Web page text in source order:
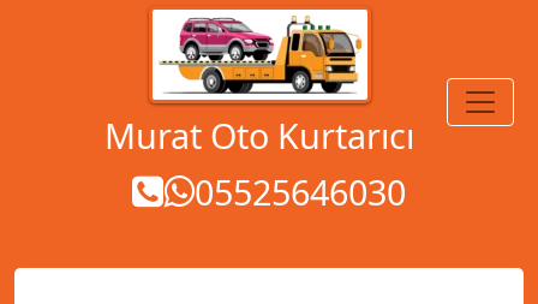
Murat Oto Kurtarıcı
05525646030
MENÜ